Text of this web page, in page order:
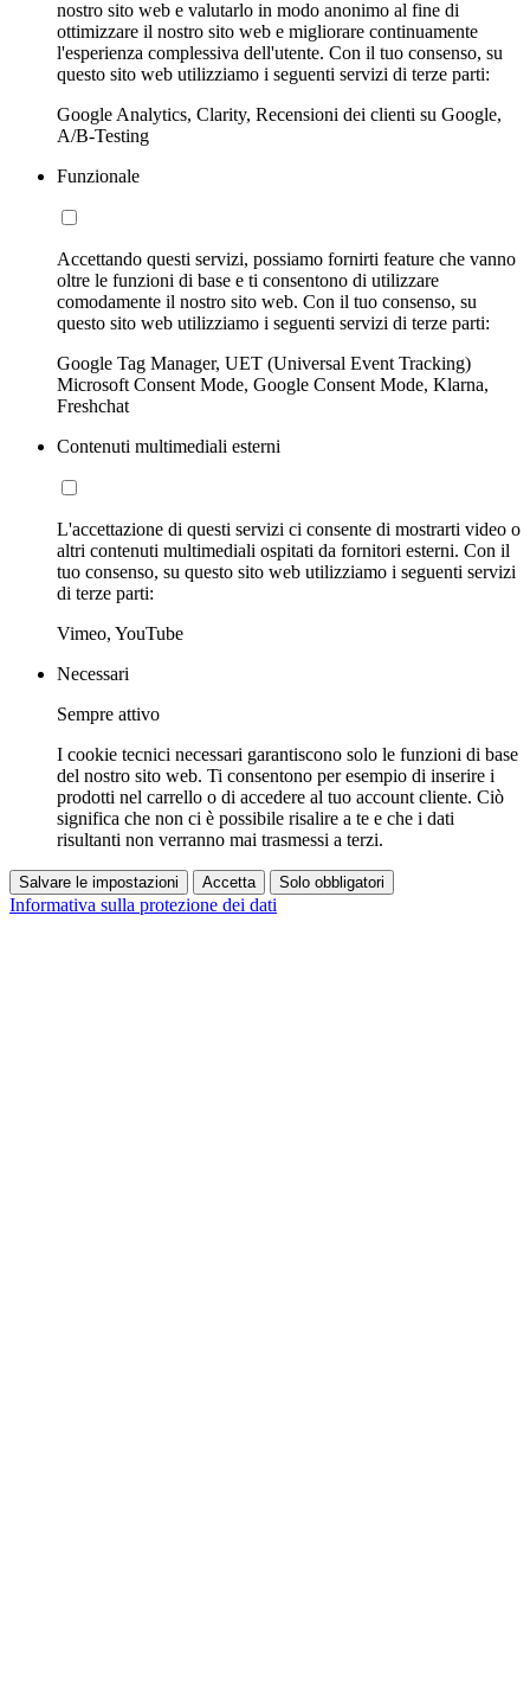
nostro sito web e valutarlo in modo anonimo al fine di
ottimizzare il nostro sito web e migliorare continuamente
l'esperienza complessiva dell'utente. Con il tuo consenso, su
questo sito web utilizziamo i seguenti servizi di terze parti:
Google Analytics, Clarity, Recensioni dei clienti su Google,
A/B-Testing
Funzionale
Accettando questi servizi, possiamo fornirti feature che vanno
oltre le funzioni di base e ti consentono di utilizzare
comodamente il nostro sito web. Con il tuo consenso, su
questo sito web utilizziamo i seguenti servizi di terze parti:
Google Tag Manager, UET (Universal Event Tracking)
Microsoft Consent Mode, Google Consent Mode, Klarna,
Freshchat
Contenuti multimediali esterni
L'accettazione di questi servizi ci consente di mostrarti video o
altri contenuti multimediali ospitati da fornitori esterni. Con il
tuo consenso, su questo sito web utilizziamo i seguenti servizi
di terze parti:
Vimeo, YouTube
Necessari
Sempre attivo
I cookie tecnici necessari garantiscono solo le funzioni di base
del nostro sito web. Ti consentono per esempio di inserire i
prodotti nel carrello o di accedere al tuo account cliente. Ciò
significa che non ci è possibile risalire a te e che i dati
risultanti non verranno mai trasmessi a terzi.
Salvare le impostazioni Accetta Solo obbligatori
Informativa sulla protezione dei dati